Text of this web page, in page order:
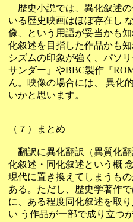
歴史小説では、異化叙述の
いる歴史映画はほぼ存在し
像、という用語が妥当かも
化叙述を目指した作品かも
シズムの印象が強く、パソ
サンダー』やBBC製作『
ん。映像の場合には、 異化
いかと思います。
（７）まとめ
翻訳に異化翻訳（異質化翻
化叙述・同化叙述という概
現代に置き換えてしまうも
ある。ただし、歴史学著作
に、ある程度同化叙述を取
い う作品が一部で成り立つ